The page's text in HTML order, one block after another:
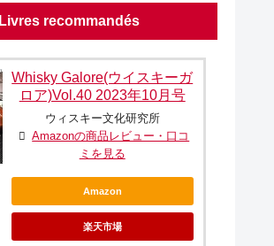
Livres recommandés
Whisky Galore(ウイスキーガ
ロア)Vol.40 2023年10月号
ウィスキー文化研究所
Amazonの商品レビュー・口コ
ミを見る
Amazon
楽天市場